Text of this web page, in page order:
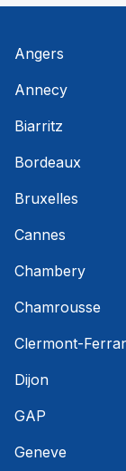
Angers
Annecy
Biarritz
Bordeaux
Bruxelles
Cannes
Chambery
Chamrousse
Clermont-
Dijon
GAP
Geneve